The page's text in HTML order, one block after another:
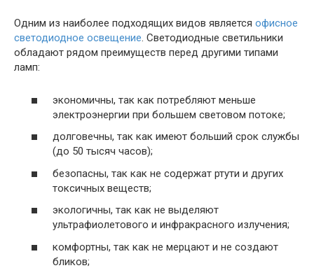
Одним из наиболее подходящих видов является офисное
светодиодное освещение. Светодиодные светильники
обладают рядом преимуществ перед другими типами
ламп:
экономичны, так как потребляют меньше
электроэнергии при большем световом потоке;
долговечны, так как имеют больший срок службы
(до 50 тысяч часов);
безопасны, так как не содержат ртути и других
токсичных веществ;
экологичны, так как не выделяют
ультрафиолетового и инфракрасного излучения;
комфортны, так как не мерцают и не создают
бликов;